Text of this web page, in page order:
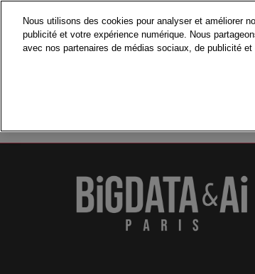
au
contenu
15
Nous utilisons des cookies pour analyser et améliorer
publicité et votre expérience numérique. Nous
avec nos partenaires de médias sociaux, de publicité et